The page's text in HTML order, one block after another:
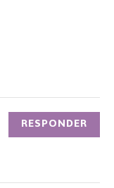
RESPONDER